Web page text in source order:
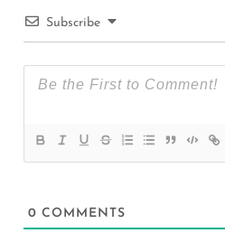
Subscribe
0 COMMENTS